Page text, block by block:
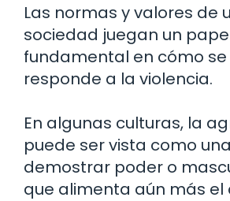
Las normas y valores de
sociedad juegan un
fundamental en cómo se
responde a la violencia.
En algunas culturas, la
puede ser vista como
demostrar poder o
que alimenta aún más el